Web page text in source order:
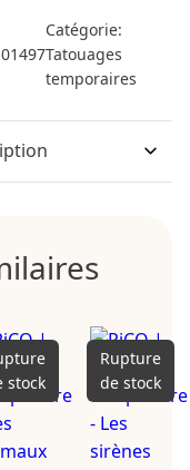
Catégorie:
Tatouages
temporaires
stock
Rupture
de stock